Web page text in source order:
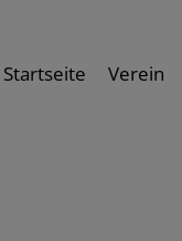
Startseite Verein